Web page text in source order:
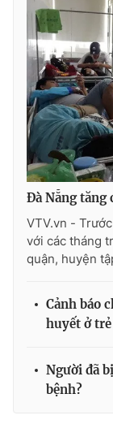
Ðiện thoại Thời
Email:
Liên hệ quảng
thuận bằng văn
thông tin từ
Đà Nẵng tăng
VTV.vn -
với các tháng
quận, huyện
Cảnh báo
huyết ở trẻ
Người đã
bệnh?